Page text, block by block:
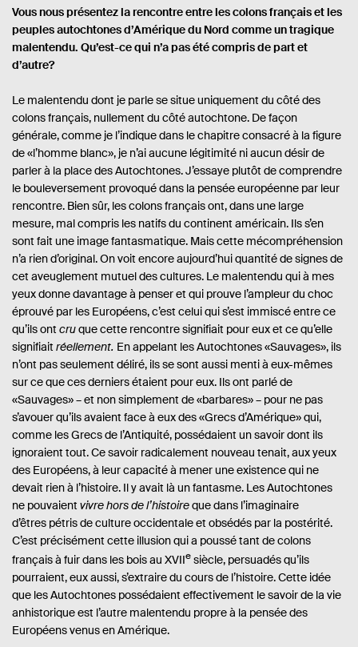
Vous nous présentez la rencontre entre les colons français et les
peuples autochtones d’Amérique du Nord comme un tragique
malentendu. Qu’est-ce qui n’a pas été compris de part et
d’autre?
Le malentendu dont je parle se situe uniquement du côté des
colons français, nullement du côté autochtone. De façon
générale, comme je l’indique dans le chapitre consacré à la figure
de «l’homme blanc», je n’ai aucune légitimité ni aucun désir de
parler à la place des Autochtones. J’essaye plutôt de comprendre
le bouleversement provoqué dans la pensée européenne par leur
rencontre. Bien sûr, les colons français ont, dans une large
mesure, mal compris les natifs du continent américain. Ils s’en
sont fait une image fantasmatique. Mais cette mécompréhension
n’a rien d’original. On voit encore aujourd’hui quantité de signes de
cet aveuglement mutuel des cultures. Le malentendu qui à mes
yeux donne davantage à penser et qui prouve l’ampleur du choc
éprouvé par les Européens, c’est celui qui s’est immiscé entre ce
qu’ils ont cruque cette rencontre signifiait pour eux et ce qu’elle
signifiait réellement. En appelant les Autochtones «Sauvages», ils
n’ont pas seulement déliré, ils se sont aussi menti à eux-mêmes
sur ce que ces derniers étaient pour eux. Ils ont parlé de
«Sauvages» – et non simplement de «barbares» – pour ne pas
s’avouer qu’ils avaient face à eux des «Grecs d’Amérique» qui,
comme les Grecs de l’Antiquité, possédaient un savoir dont ils
ignoraient tout. Ce savoir radicalement nouveau tenait, aux yeux
des Européens, à leur capacité à mener une existence qui ne
devait rien à l’histoire. Il y avait là un fantasme. Les Autochtones
ne pouvaient vivre hors de l’histoireque dans l’imaginaire
d’êtres pétris de culture occidentale et obsédés par la postérité.
C’est précisément cette illusion qui a poussé tant de colons
français à fuir dans les bois au XVIIe siècle, persuadés qu’ils
pourraient, eux aussi, s’extraire du cours de l’histoire. Cette idée
que les Autochtones possédaient effectivement le savoir de la vie
anhistorique est l’autre malentendu propre à la pensée des
Européens venus en Amérique.